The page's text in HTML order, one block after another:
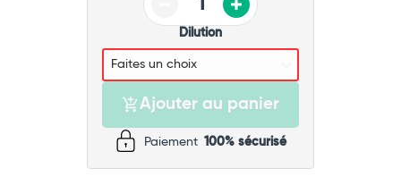
Dilution
Ajouter au panier
Paiement 100% sécurisé